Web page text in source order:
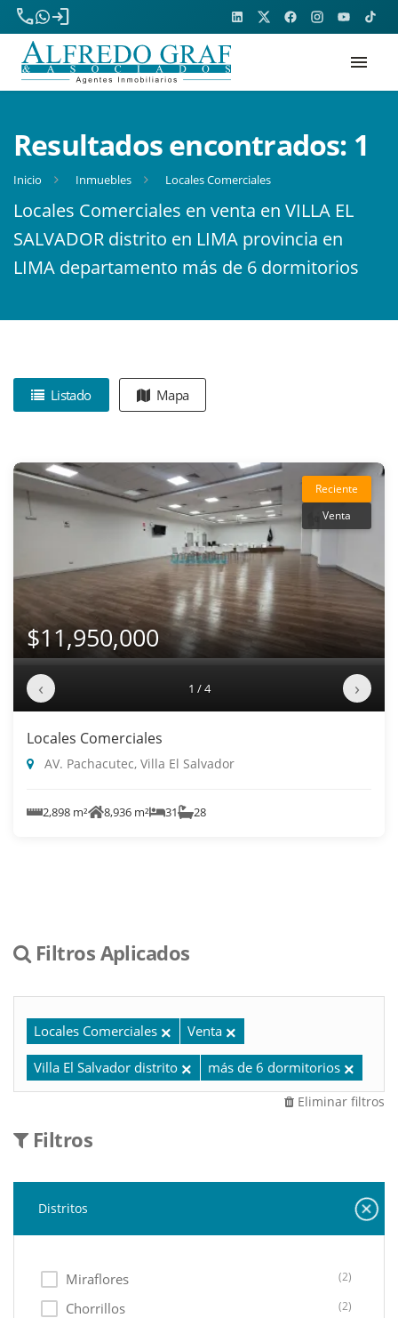
phone
login
menu
Resultados encontrados: 1
Inicio Inmuebles Locales Comerciales
Locales Comerciales en venta en VILLA EL
SALVADOR distrito en LIMA provincia en
LIMA departamento más de 6 dormitorios
Listado Mapa
Reciente
Venta
$11,950,000
‹ 1 / 4 ›
Locales Comerciales
AV. Pachacutec, Villa El Salvador
2,898 m² 8,936 m² 31 28
Filtros Aplicados
Locales Comerciales Venta
Villa El Salvador distrito más de 6 dormitorios
Eliminar filtros
Filtros
Distritos
Miraflores (2)
Chorrillos (2)